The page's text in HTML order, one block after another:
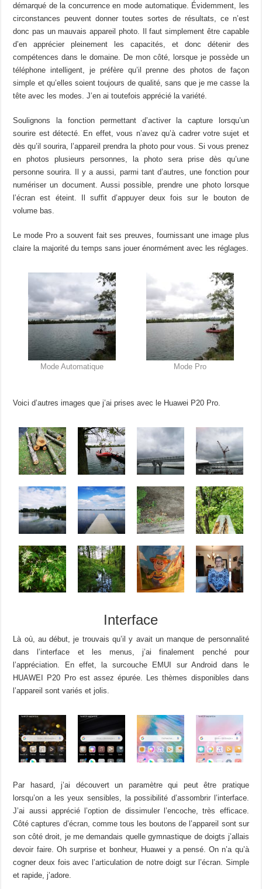
démarqué de la concurrence en mode automatique. Évidemment, les
circonstances peuvent donner toutes sortes de résultats, ce n’est
donc pas un mauvais appareil photo. Il faut simplement être capable
d’en apprécier pleinement les capacités, et donc détenir des
compétences dans le domaine. De mon côté, lorsque je possède un
téléphone intelligent, je préfère qu’il prenne des photos de façon
simple et qu’elles soient toujours de qualité, sans que je me casse la
tête avec les modes. J’en ai toutefois apprécié la variété.
Soulignons la fonction permettant d’activer la capture lorsqu’un
sourire est détecté. En effet, vous n’avez qu’à cadrer votre sujet et
dès qu’il sourira, l’appareil prendra la photo pour vous. Si vous prenez
en photos plusieurs personnes, la photo sera prise dès qu’une
personne sourira. Il y a aussi, parmi tant d’autres, une fonction pour
numériser un document. Aussi possible, prendre une photo lorsque
l’écran est éteint. Il suffit d’appuyer deux fois sur le bouton de
volume bas.
Le mode Pro a souvent fait ses preuves, fournissant une image plus
claire la majorité du temps sans jouer énormément avec les réglages.
Mode Automatique Mode Pro
Voici d’autres images que j’ai prises avec le Huawei P20 Pro.
Interface
Là où, au début, je trouvais qu’il y avait un manque de personnalité
dans l’interface et les menus, j’ai finalement penché pour
l’appréciation. En effet, la surcouche EMUI sur Android dans le
HUAWEI P20 Pro est assez épurée. Les thèmes disponibles dans
l’appareil sont variés et jolis.
Par hasard, j’ai découvert un paramètre qui peut être pratique
lorsqu’on a les yeux sensibles, la possibilité d’assombrir l’interface.
J’ai aussi apprécié l’option de dissimuler l’encoche, très efficace.
Côté captures d’écran, comme tous les boutons de l’appareil sont sur
son côté droit, je me demandais quelle gymnastique de doigts j’allais
devoir faire. Oh surprise et bonheur, Huawei y a pensé. On n’a qu’à
cogner deux fois avec l’articulation de notre doigt sur l’écran. Simple
et rapide, j’adore.